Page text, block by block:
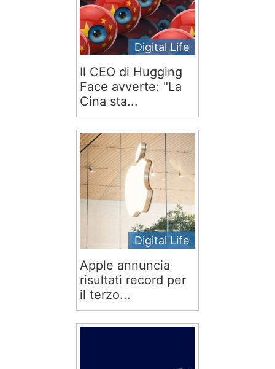
Digital Life
Il CEO di Hugging
Face avverte: "La
Cina sta...
Digital Life
Apple annuncia
risultati record per
il terzo...